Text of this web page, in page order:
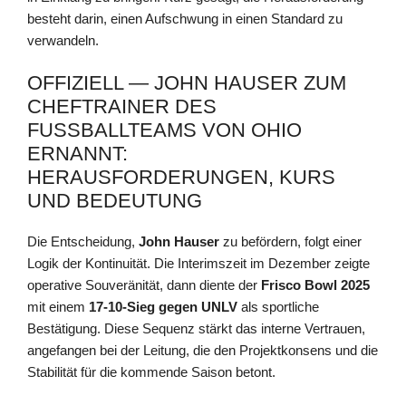
besteht darin, einen Aufschwung in einen Standard zu
verwandeln.
OFFIZIELL — JOHN HAUSER ZUM
CHEFTRAINER DES
FUSSBALLTEAMS VON OHIO E
RNANNT: H
ERAUSFORDERUNGEN, KURS U
ND BEDEUTUNG
Die Entscheidung, John Hauser zu befördern, folgt einer
Logik der Kontinuität. Die Interimszeit im Dezember zeigte
operative Souveränität, dann diente der Frisco Bowl 2025
mit einem 17-10-Sieg gegen UNLV als sportliche
Bestätigung. Diese Sequenz stärkt das interne Vertrauen,
angefangen bei der Leitung, die den Projektkonsens und die
Stabilität für die kommende Saison betont.